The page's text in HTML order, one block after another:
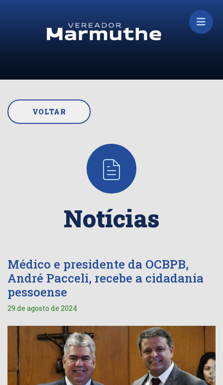
VOLTAR
Notícias
Médico e presidente da OCBPB,
André Pacceli, recebe a cidadania
pessoense
29 de agosto de 2024